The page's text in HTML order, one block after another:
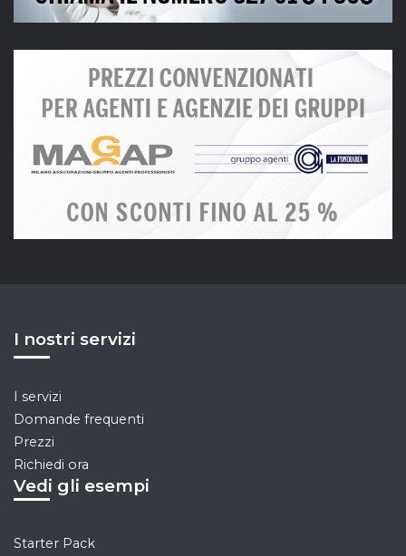
I nostri servizi
I servizi
Domande frequenti
Prezzi
Richiedi ora
Vedi gli esempi
Starter Pack